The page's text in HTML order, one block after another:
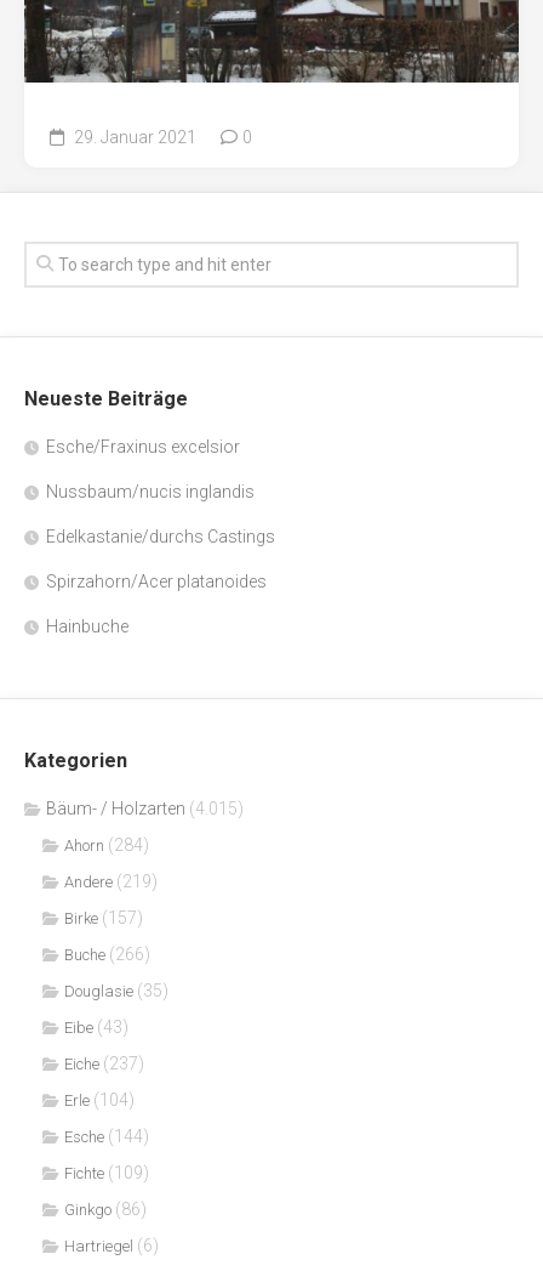
29. Januar 2021 0
Neueste Beiträge
Esche/Fraxinus excelsior
Nussbaum/nucis inglandis
Edelkastanie/durchs Castings
Spirzahorn/Acer platanoides
Hainbuche
Kategorien
Bäum- / Holzarten (4.015)
Ahorn (284)
Andere (219)
Birke (157)
Buche (266)
Douglasie (35)
Eibe (43)
Eiche (237)
Erle (104)
Esche (144)
Fichte (109)
Ginkgo (86)
Hartriegel (6)